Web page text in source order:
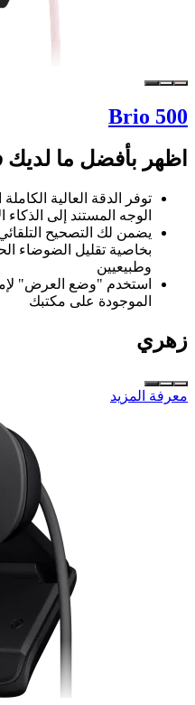
Brio 500
اظهر بأفضل ما
الوجه المستند إلى
يضمن لك التصحيح
بخاصية تقليل
وطبيعيين
استخدم "وضع العرض"
الموجودة على مكتبك
زهري
معرفة المزيد